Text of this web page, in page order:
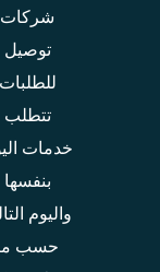
شركات
توصيل
للطلبات
تتطلب
خدمات
بنفسها
واليوم
حسب